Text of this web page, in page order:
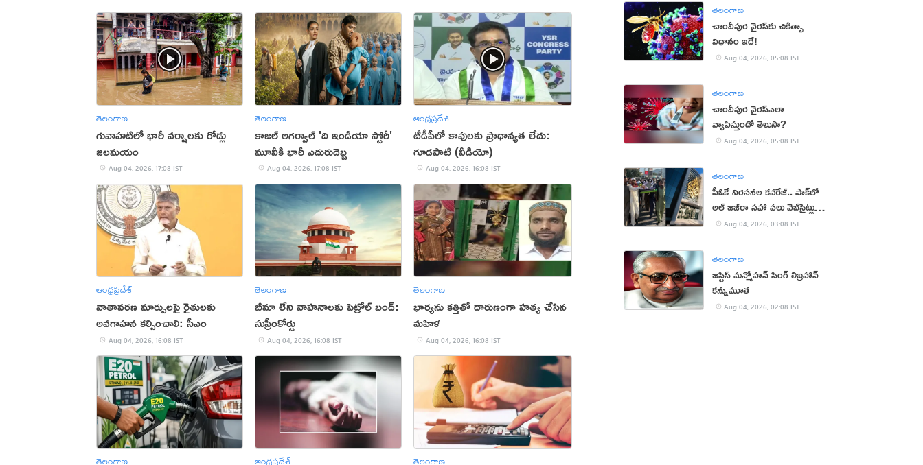
తెలంగాణ
గువాహటిలో భారీ వర్షాలకు రోడ్లు
జలమయం
Aug 04, 2026, 17:08 IST
తెలంగాణ
కాజల్ అగర్వాల్ 'ది ఇండియా స్టోరీ'
మూవీకి భారీ ఎదురుదెబ్బ
Aug 04, 2026, 17:08 IST
ఆంధ్రప్రదేశ్
టీడీపీలో కాపులకు ప్రాధాన్యత లేదు:
గూడపాటి (వీడియో)
Aug 04, 2026, 16:08 IST
ఆంధ్రప్రదేశ్
వాతావరణ మార్పులపై రైతులకు
అవగాహన కల్పించాలి: సీఎం
Aug 04, 2026, 16:08 IST
తెలంగాణ
బీమా లేని వాహనాలకు పెట్రోల్ బంద్:
సుప్రీంకోర్టు
Aug 04, 2026, 16:08 IST
తెలంగాణ
భార్యను కత్తితో దారుణంగా హత్య చేసిన
మహిళ
Aug 04, 2026, 16:08 IST
తెలంగాణ ఆంధ్రప్రదేశ్ తెలంగాణ
తెలంగాణ
చాందీపుర వైరస్‌కు చికిత్సా
విధానం ఇదే!
Aug 04, 2026, 05:08 IST
తెలంగాణ
చాందీపుర వైరస్ఎలా
వ్యాపిస్తుందో తెలుసా?
Aug 04, 2026, 05:08 IST
తెలంగాణ
పీఓకే నిరసనల కవరేజ్.. పాక్‌లో
అల్ జజీరా సహా పలు వెబ్‌సైట్లు
బంద్Aug 04, 2026, 03:08 IST
తెలంగాణ
జస్టిస్ మన్మోహన్ సింగ్ లిబ్రహాన్
కన్నుమూత
Aug 04, 2026, 02:08 IST